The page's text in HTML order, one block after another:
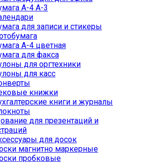
А-4 А-3
для записи и стикеры
А-4 цветная
для факса
для оргтехники
для касс
книжки
книги и журналы
для презентаций и
для досок
магнитно маркерные
пробковые